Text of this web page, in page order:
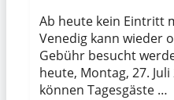
Ab heute kein Eintritt
Venedig kann wieder
Gebühr besucht
heute, Montag, 27. Juli
können Tagesgäste …